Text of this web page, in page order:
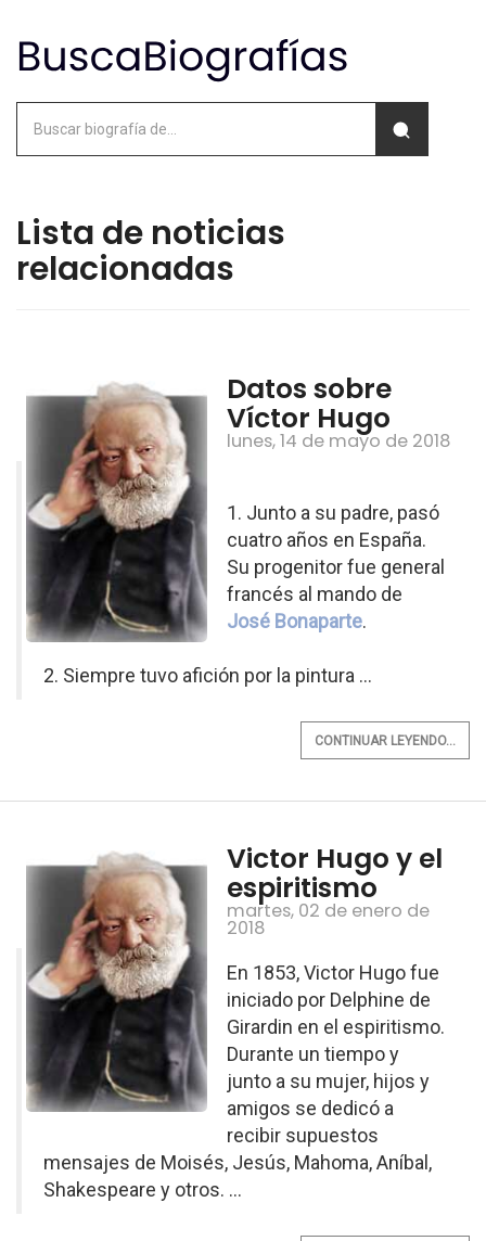
Lista de noticias
relacionadas
Datos sobre
Víctor Hugo
lunes, 14 de mayo de 2018
1. Junto a su padre, pasó
cuatro años en España.
Su progenitor fue general
francés al mando de
José Bonaparte.
2. Siempre tuvo afición por la pintura ...
CONTINUAR LEYENDO...
Victor Hugo y el
espiritismo
martes, 02 de enero de
2018
En 1853, Victor Hugo fue
iniciado por Delphine de
Girardin en el espiritismo.
Durante un tiempo y
junto a su mujer, hijos y
amigos se dedicó a
recibir supuestos
mensajes de Moisés, Jesús, Mahoma, Aníbal,
Shakespeare y otros. ...